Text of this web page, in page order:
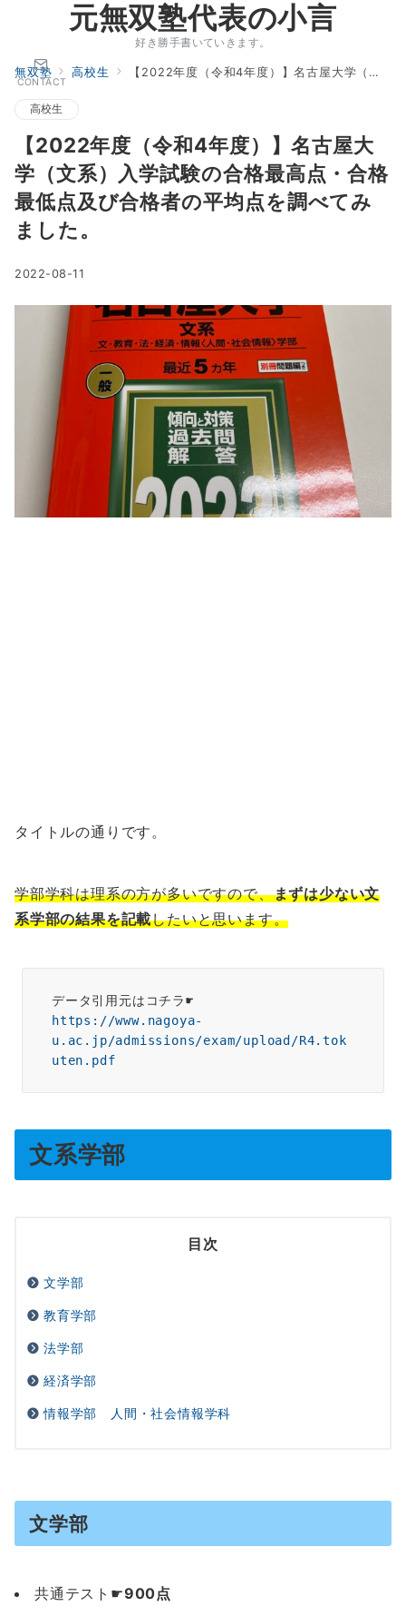
元無双塾代表の小言
好き勝手書いていきます。
CONTACT
無双塾 高校生 【2022年度（令和4年度）】名古屋大学（文系）入学試験の合格最高点・合格最低点及び合格者の平均点を調べてみました。
高校生
【2022年度（令和4年度）】名古屋大
学（文系）入学試験の合格最高点・合格
最低点及び合格者の平均点を調べてみ
ました。
2022-08-11
タイトルの通りです。
学部学科は理系の方が多いですので、まずは少ない文
系学部の結果を記載したいと思います。
データ引用元はコチラ☛
https://www.nagoya-
u.ac.jp/admissions/exam/upload/R4.tok
uten.pdf
文系学部
目次
文学部
教育学部
法学部
経済学部
情報学部 人間・社会情報学科
文学部
共通テスト☛900点